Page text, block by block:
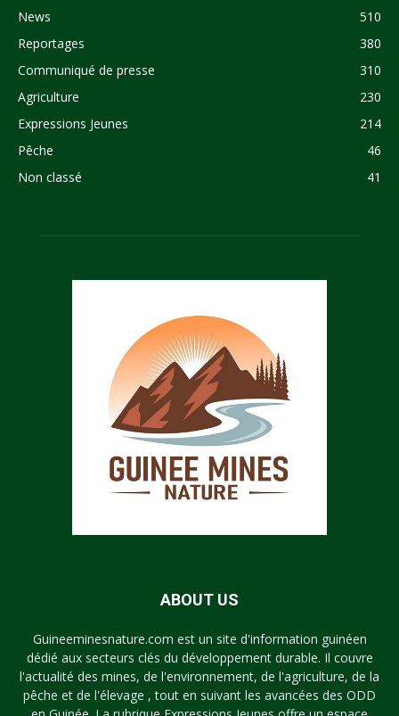
News
510
Reportages
380
Communiqué de presse
310
Agriculture
230
Expressions Jeunes
214
Pêche
46
Non classé
41
ABOUT US
Guineeminesnature.com est un site d'information guinéen
dédié aux secteurs clés du développement durable. Il couvre
l'actualité des mines, de l'environnement, de l'agriculture, de la
pêche et de l'élevage , tout en suivant les avancées des ODD